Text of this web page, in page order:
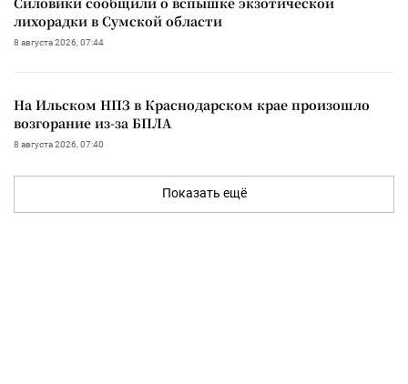
лихорадки в Сумской области
8 августа 2026, 07:44
На Ильском НПЗ в Краснодарском крае произошло
возгорание из-за БПЛА
8 августа 2026, 07:40
Показать ещё